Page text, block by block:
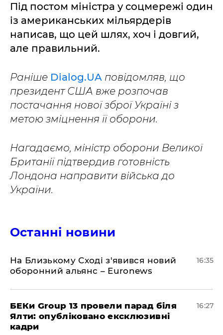
Під постом міністра у соцмережі один
із американських мільярдерів
написав, що цей шлях, хоч і довгий,
але правильний.
Раніше Dialog.UA повідомляв, що
президент США вже розпочав
постачання нової зброї Україні з
метою зміцнення її оборони.
Нагадаємо, міністр оборони Великої
Британії підтвердив готовність
Лондона направити війська до
України.
Останні новини
На Близькому Сході з'явився новий
оборонний альянс – Euronews
16:35
БЕКи Group 13 провели парад біля
Ялти: опубліковано ексклюзивні
кадри
16:27